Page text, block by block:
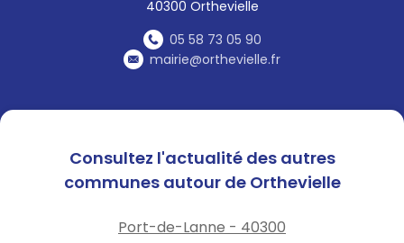
40300 Orthevielle
05 58 73 05 90
mairie@orthevielle.fr
Consultez l'actualité des autres
communes autour de Orthevielle
Port-de-Lanne - 40300